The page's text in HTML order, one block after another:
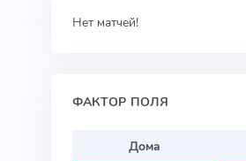
Нет матчей!
ФАКТОР ПОЛЯ
Дома